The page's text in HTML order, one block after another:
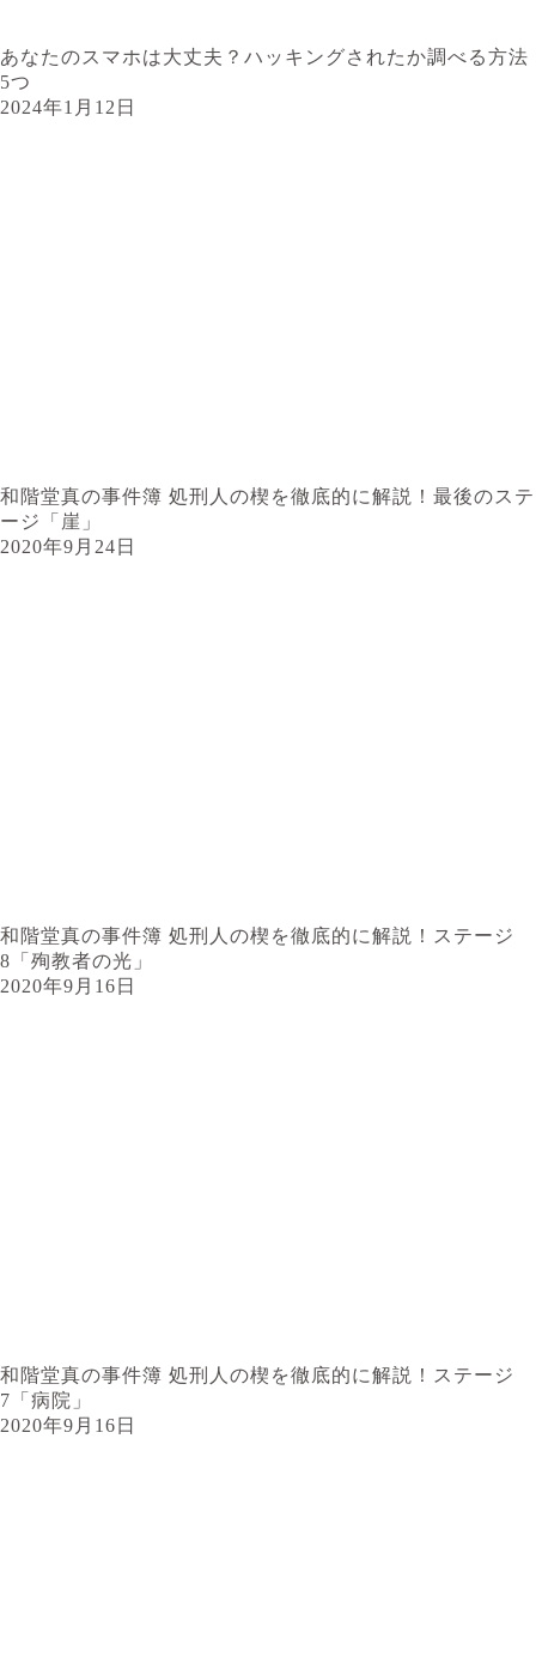
あなたのスマホは大丈夫？ハッキングされたか調べる方法
5つ
2024年1月12日
和階堂真の事件簿 処刑人の楔を徹底的に解説！最後のステ
ージ「崖」
2020年9月24日
和階堂真の事件簿 処刑人の楔を徹底的に解説！ステージ
8「殉教者の光」
2020年9月16日
和階堂真の事件簿 処刑人の楔を徹底的に解説！ステージ
7「病院」
2020年9月16日